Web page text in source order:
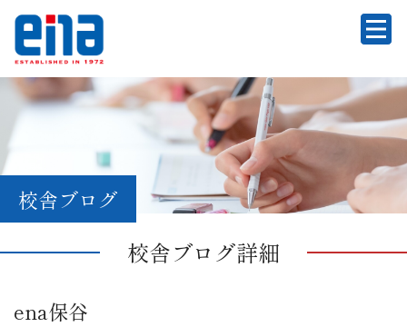
校舎ブログ
校舎ブログ詳細
ena保谷